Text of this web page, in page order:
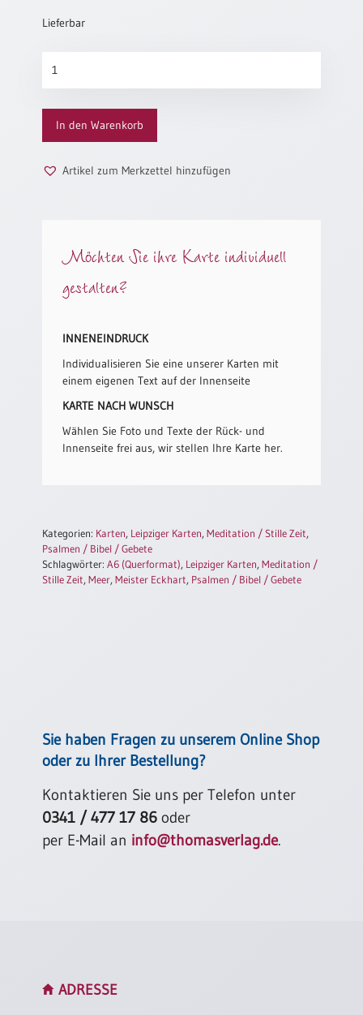
Neutral
Urkunden
Sortimente
Neuerscheinungen
Themen
Patenamt
Konfirmation
Eheschliessung
PC-
Urkunden
Einzelposter
Hefte
Lieferbar
Menge
In den Warenkorb
Artikel zum Merkzettel hinzufügen
Möchten Sie ihre Karte individuell
gestalten?
INNENEINDRUCK
Individualisieren Sie eine unserer Karten mit
einem eigenen Text auf der Innenseite
KARTE NACH WUNSCH
Wählen Sie Foto und Texte der Rück- und
Innenseite frei aus, wir stellen Ihre Karte her.
Kategorien: Karten, Leipziger Karten,Meditation / Stille Zeit,
Psalmen / Bibel / Gebete
Schlagwörter:A6 (Querformat), Leipziger Karten,Meditation /
Stille Zeit,Meer,Meister Eckhart, Psalmen / Bibel / Gebete
Sie haben Fragen zu unserem Online Shop
oder zu Ihrer Bestellung?
Kontaktieren Sie uns per Telefon unter
0341 / 477 17 86 oder
per E-Mail an info@thomasverlag.de.
ADRESSE